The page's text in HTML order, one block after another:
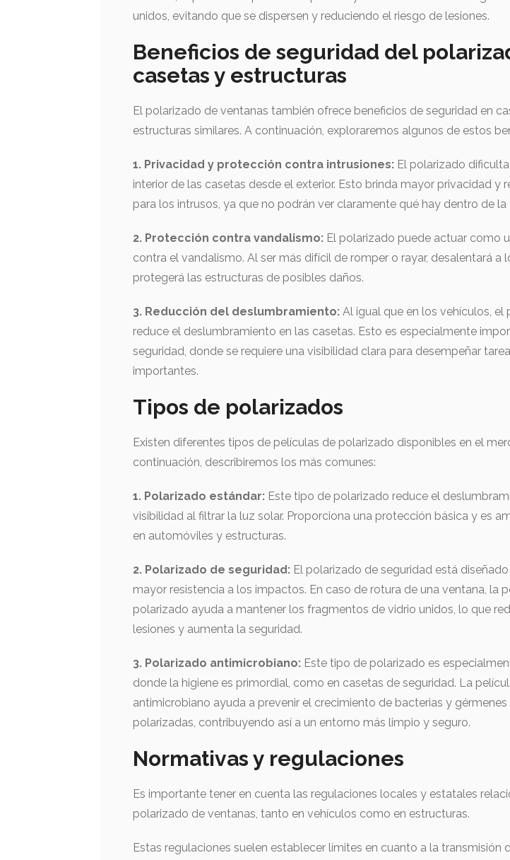
unidos, evitando que se dispersen y reduciendo el riesgo de lesiones.
Beneficios de seguridad del
casetas y estructuras
El polarizado de ventanas también ofrece beneficios de seguridad en
estructuras similares. A continuación, exploraremos algunos de estos
1. Privacidad y protección contra intrusiones: El polarizado
interior de las casetas desde el exterior. Esto brinda mayor privacidad y
para los intrusos, ya que no podrán ver claramente qué hay dentro de la
2. Protección contra vandalismo: El polarizado puede actuar como
contra el vandalismo. Al ser más difícil de romper o rayar, desalentará a
protegerá las estructuras de posibles daños.
3. Reducción del deslumbramiento: Al igual que en los vehículos,
reduce el deslumbramiento en las casetas. Esto es especialmente
seguridad, donde se requiere una visibilidad clara para desempeñar
importantes.
Tipos de polarizados
Existen diferentes tipos de películas de polarizado disponibles en el
continuación, describiremos los más comunes:
1. Polarizado estándar: Este tipo de polarizado reduce el
visibilidad al filtrar la luz solar. Proporciona una protección básica y es
en automóviles y estructuras.
2. Polarizado de seguridad: El polarizado de seguridad está
mayor resistencia a los impactos. En caso de rotura de una ventana, la
polarizado ayuda a mantener los fragmentos de vidrio unidos, lo que
lesiones y aumenta la seguridad.
3. Polarizado antimicrobiano: Este tipo de polarizado es
donde la higiene es primordial, como en casetas de seguridad. La
antimicrobiano ayuda a prevenir el crecimiento de bacterias y gérmenes
polarizadas, contribuyendo así a un entorno más limpio y seguro.
Normativas y regulaciones
Es importante tener en cuenta las regulaciones locales y estatales
polarizado de ventanas, tanto en vehículos como en estructuras.
Estas regulaciones suelen establecer límites en cuanto a la transmisión